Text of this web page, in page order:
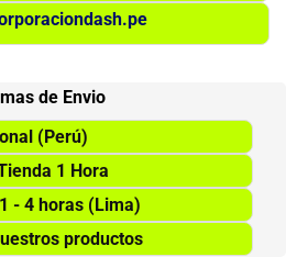
de Envio
(Perú)
1 Hora
- 4 horas (Lima)
productos